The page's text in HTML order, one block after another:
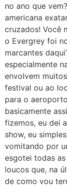
no ano que
americana
cruzados! Você
o Evergrey foi
marcantes
especialmente
envolvem
festival ou ao
para o
basicamente
fizemos, eu dei
show, eu
vomitando por
esgotei todas
loucos que, na
de como vou